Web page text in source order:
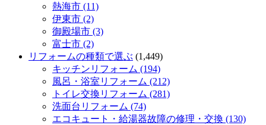
熱海市 (11)
伊東市 (2)
御殿場市 (3)
富士市 (2)
リフォームの種類で選ぶ (1,449)
キッチンリフォーム (194)
風呂・浴室リフォーム (212)
トイレ交換リフォーム (281)
洗面台リフォーム (74)
エコキュート・給湯器故障の修理・交換 (130)